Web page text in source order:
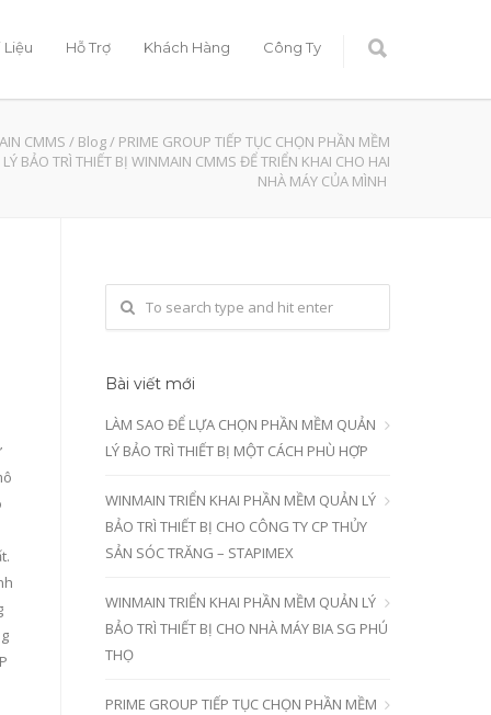
Liệu Hỗ Trợ Khách Hàng Công Ty
CMMS / Blog/ PRIME GROUP TIẾP TỤC CHỌN PHẦN MỀM
BẢO TRÌ THIẾT BỊ WINMAIN CMMS ĐỂ TRIỂN KHAI CHO HAI
NHÀ MÁY CỦA MÌNH
Bài viết mới
LÀM SAO ĐỂ LỰA CHỌN PHẦN MỀM QUẢN
LÝ BẢO TRÌ THIẾT BỊ MỘT CÁCH PHÙ HỢP
WINMAIN TRIỂN KHAI PHẦN MỀM QUẢN LÝ
BẢO TRÌ THIẾT BỊ CHO CÔNG TY CP THỦY
SẢN SÓC TRĂNG – STAPIMEX
WINMAIN TRIỂN KHAI PHẦN MỀM QUẢN LÝ
BẢO TRÌ THIẾT BỊ CHO NHÀ MÁY BIA SG PHÚ
THỌ
PRIME GROUP TIẾP TỤC CHỌN PHẦN MỀM